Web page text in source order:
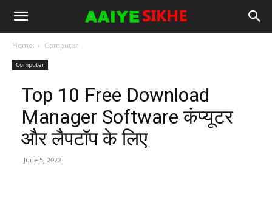
Home Computer
Computer
Top 10 Free Download
Manager Software कंप्यूटर
और लैपटॉप के लिए
June 5, 2022